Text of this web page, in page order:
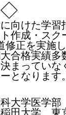
◇
向けた学習
作成・ス
正を実施し
合格実績
まってい
となります。
大学医学
田大学